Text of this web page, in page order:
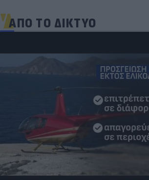
ΑΠΟ ΤΟ ΔΙΚΤΥΟ